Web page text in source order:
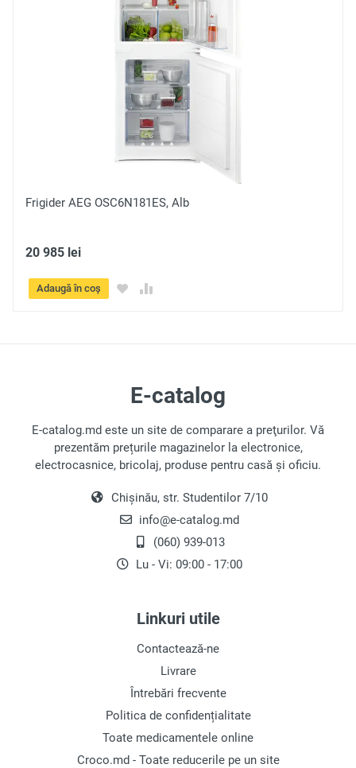
Frigider Sharp SJ-NFA35IHXAD-EU, Dark
Adaugă în coș
E-catalog
E-catalog.md este un site de comparare a preţurilor. Vă
prezentăm prețurile magazinelor la electronice,
electrocasnice, bricolaj, produse pentru casă și oficiu.
Chișinău, str. Studentilor 7/10
info@e-catalog.md
(060) 939-013
Lu - Vi: 09:00 - 17:00
Linkuri utile
Contactează-ne
Livrare
Întrebări frecvente
Politica de confidențialitate
Toate medicamentele online
Croco.md - Toate reducerile pe un site